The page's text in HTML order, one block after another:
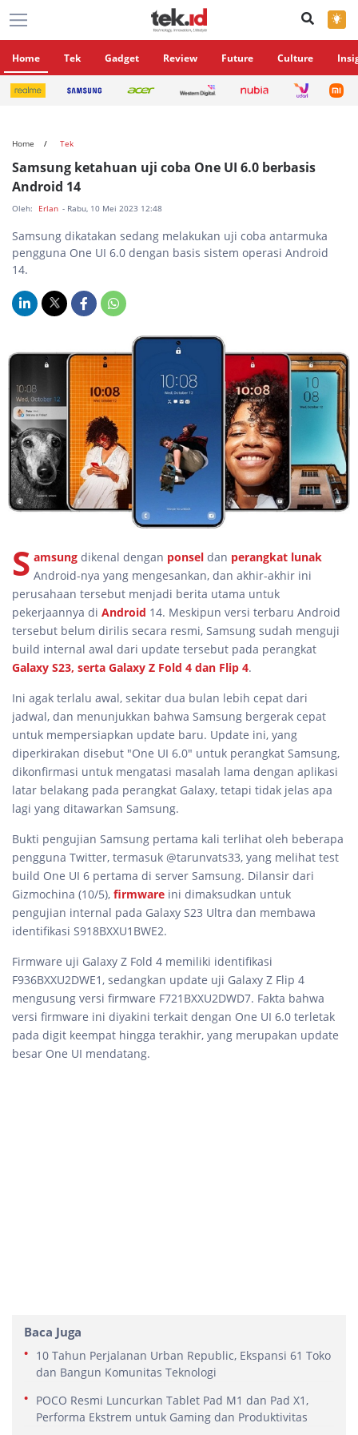
×
Home Tek Gadget Review Future Culture
Home Tek
Samsung ketahuan uji coba One UI 6.0 berbasis
Android 14
Oleh: Erlan - Rabu, 10 Mei 2023 12:48
Samsung dikatakan sedang melakukan uji coba antarmuka
pengguna One UI 6.0 dengan basis sistem operasi Android
14.
S amsung dikenal dengan ponsel dan perangkat lunak
Android-nya yang mengesankan, dan akhir-akhir ini
perusahaan tersebut menjadi berita utama untuk
pekerjaannya di Android 14. Meskipun versi terbaru Android
tersebut belum dirilis secara resmi, Samsung sudah menguji
build internal awal dari update tersebut pada perangkat
Galaxy S23, serta Galaxy Z Fold 4 dan Flip 4.
Ini agak terlalu awal, sekitar dua bulan lebih cepat dari
jadwal, dan menunjukkan bahwa Samsung bergerak cepat
untuk mempersiapkan update baru. Update ini, yang
diperkirakan disebut "One UI 6.0" untuk perangkat Samsung,
dikonfirmasi untuk mengatasi masalah lama dengan aplikasi
latar belakang pada perangkat Galaxy, tetapi tidak jelas apa
lagi yang ditawarkan Samsung.
Bukti pengujian Samsung pertama kali terlihat oleh beberapa
pengguna Twitter, termasuk @tarunvats33, yang melihat test
build One UI 6 pertama di server Samsung. Dilansir dari
Gizmochina (10/5), firmware ini dimaksudkan untuk
pengujian internal pada Galaxy S23 Ultra dan membawa
identifikasi S918BXXU1BWE2.
Firmware uji Galaxy Z Fold 4 memiliki identifikasi
F936BXXU2DWE1, sedangkan update uji Galaxy Z Flip 4
mengusung versi firmware F721BXXU2DWD7. Fakta bahwa
versi firmware ini diyakini terkait dengan One UI 6.0 terletak
pada digit keempat hingga terakhir, yang merupakan update
besar One UI mendatang.
Baca Juga
10 Tahun Perjalanan Urban Republic, Ekspansi 61 Toko
dan Bangun Komunitas Teknologi
POCO Resmi Luncurkan Tablet Pad M1 dan Pad X1,
Performa Ekstrem untuk Gaming dan Produktivitas